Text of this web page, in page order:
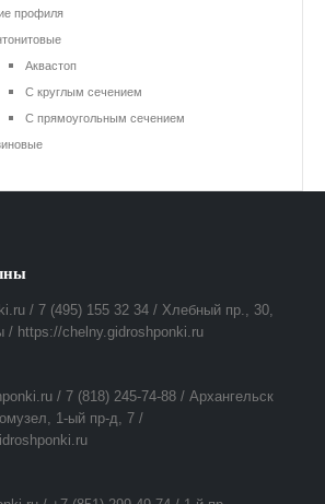
профиля
Аквастоп
С круглым сечением
С прямоугольным сечением
/ 7 (495) 155 32 34 / Хлебный пр., 30,
https://chelny.gidroshponki.ru
/ 7 (818) 245-74-88 / Архангельск
1-ый пр-д, 7 /